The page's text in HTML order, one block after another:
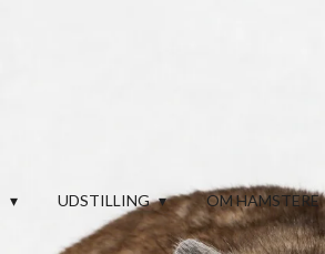
UDSTILLING OM HAMSTERE